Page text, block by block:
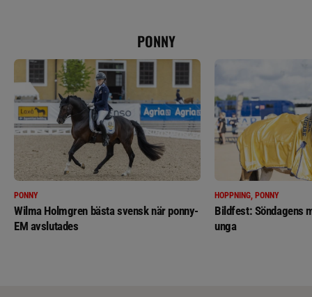
PONNY
PONNY
Wilma Holmgren bästa svensk när ponny-
EM avslutades
HOPPNING, PONNY
Bildfest: Söndagens
unga